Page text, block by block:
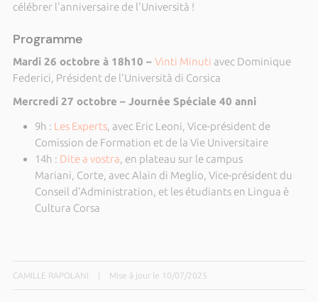
célébrer l'anniversaire de l'Università !
Programme
Mardi 26 octobre à 18h10 – Vinti Minuti avec Dominique
Federici, Président de l'Università di Corsica
Mercredi 27 octobre – Journée Spéciale 40 anni
9h : Les Experts, avec Eric Leoni, Vice-président de
Comission de Formation et de la Vie Universitaire
14h : Dite a vostra, en plateau sur le campus
Mariani, Corte, avec Alain di Meglio, Vice-président du
Conseil d'Administration, et les étudiants en Lingua è
Cultura Corsa
CAMILLE RAPOLANI Mise à jour le 10/07/2025